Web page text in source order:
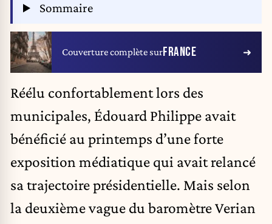
Sommaire
Couverture complète surFRANCE
Réélu confortablement lors des
municipales, Édouard Philippe avait
bénéficié au printemps d’une forte
exposition médiatique qui avait relancé
sa trajectoire présidentielle. Mais selon
la deuxième vague du baromètre Verian